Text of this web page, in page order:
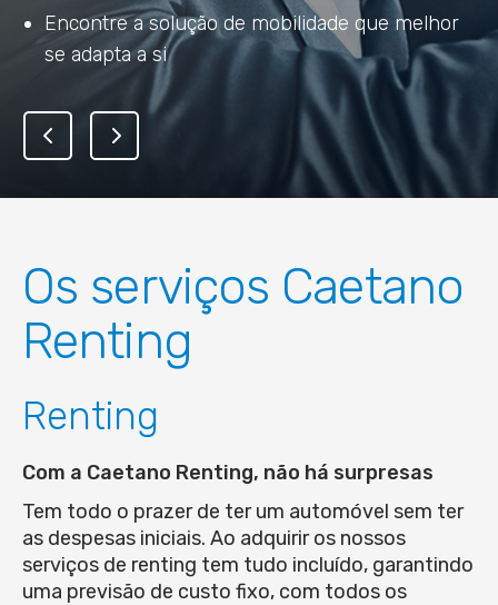
Encontre a solução de mobilidade que melhor
se adapta a si
Os serviços Caetano
Renting
Renting
Com a Caetano Renting, não há surpresas
Tem todo o prazer de ter um automóvel sem ter
as despesas iniciais. Ao adquirir os nossos
serviços de renting tem tudo incluído, garantindo
uma previsão de custo fixo, com todos os